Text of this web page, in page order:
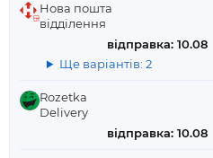
Нова пошта
відділення
відправка: 10.08
Ще варіантів: 2
Rozetka
Delivery
відправка: 10.08